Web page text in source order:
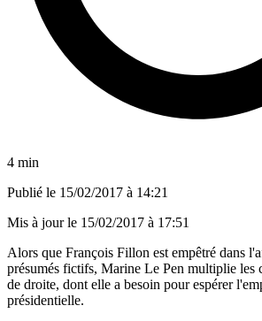
4 min
Publié le 15/02/2017 à 14:21
Mis à jour le 15/02/2017 à 17:51
Alors que François Fillon est empêtré dans
présumés fictifs, Marine Le Pen multiplie les
de droite, dont elle a besoin pour espérer
présidentielle.